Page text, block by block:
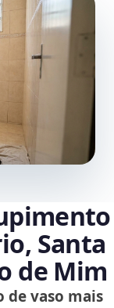
Santa
de Mim
de vaso mais